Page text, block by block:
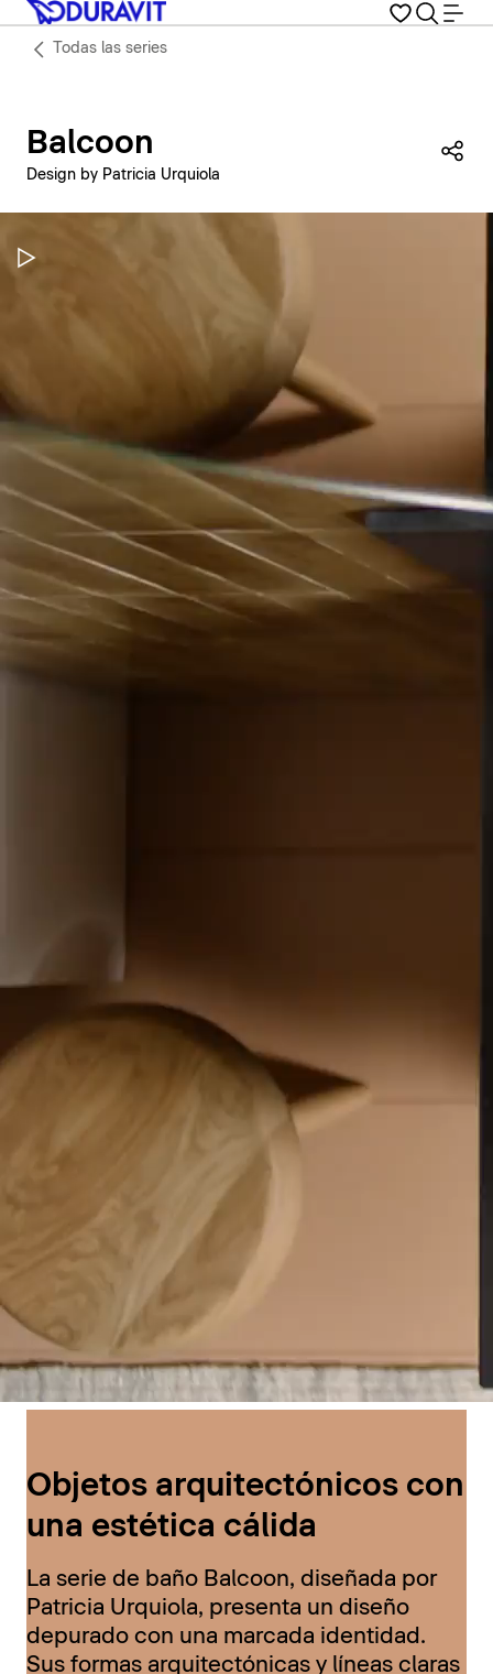
Todas las series
Balcoon
Design by Patricia Urquiola
Pausar vídeo
Objetos arquitectónicos con
una estética cálida
La serie de baño Balcoon, diseñada por
Patricia Urquiola, presenta un diseño
depurado con una marcada identidad.
Sus formas arquitectónicas y líneas claras